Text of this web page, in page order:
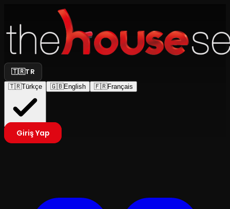
🇹🇷TR
🇹🇷Türkçe 🇬🇧English 🇫🇷Français
Giriş Yap